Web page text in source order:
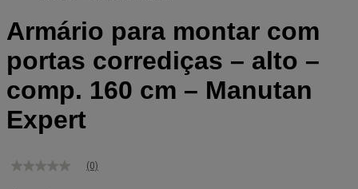
Armário para montar com
portas corrediças – alto –
comp. 160 cm – Manutan
Expert
Sem
(0)